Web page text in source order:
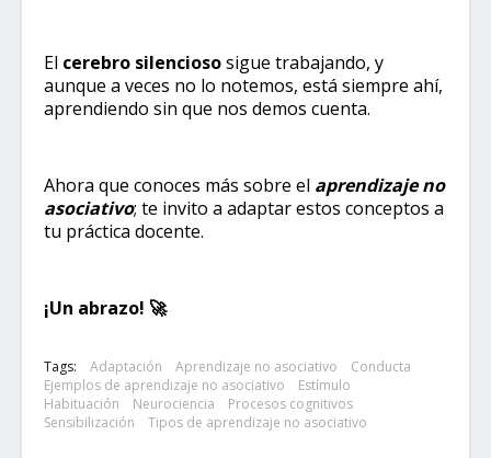
El cerebro silenciososigue trabajando, y
aunque a veces no lo notemos, está siempre ahí,
aprendiendo sin que nos demos cuenta.
Ahora que conoces más sobre el aprendizaje no
asociativo; te invito a adaptar estos conceptos a
tu práctica docente.
¡Un abrazo! 🚀​
Tags: Adaptación Aprendizaje no asociativo
Conducta
Ejemplos de aprendizaje no asociativo
Estímulo
Habituación
Neurociencia
Procesos cognitivos
Sensibilización
Tipos de aprendizaje no asociativo